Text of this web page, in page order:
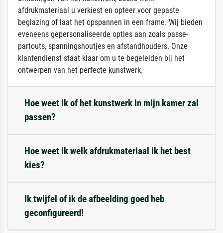
afdrukmateriaal u verkiest en opteer voor gepaste
beglazing of laat het opspannen in een frame. Wij bieden
eveneens gepersonaliseerde opties aan zoals passe-
partouts, spanningshoutjes en afstandhouders. Onze
klantendienst staat klaar om u te begeleiden bij het
ontwerpen van het perfecte kunstwerk.
Hoe weet ik of het kunstwerk in mijn kamer zal
passen?
Hoe weet ik welk afdrukmateriaal ik het best
kies?
Ik twijfel of ik de afbeelding goed heb
geconfigureerd!